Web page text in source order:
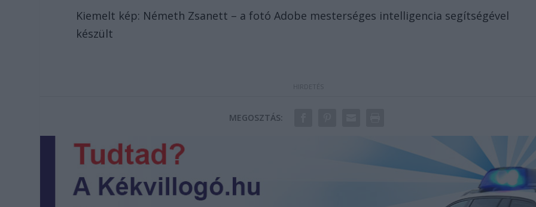
Kiemelt kép: Németh Zsanett – a fotó Adobe mesterséges intelligencia segítségével
készült
MEGOSZTÁS: